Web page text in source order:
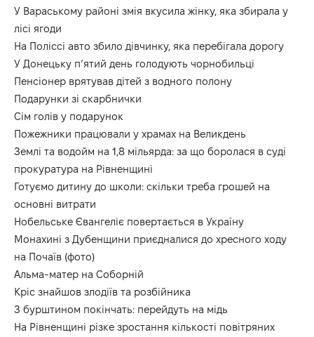
У Вараському районі змія вкусила жінку, яка збирала у
лісі ягоди
На Поліссі авто збило дівчинку, яка перебігала дорогу
У Донецьку п’ятий день голодують чорнобильці
Пенсіонер врятував дітей з водного полону
Подарунки зі скарбнички
Сім голів у подарунок
Пожежники працювали у храмах на Великдень
Землі та водойм на 1,8 мільярда: за що боролася в суді
прокуратура на Рівненщині
Готуємо дитину до школи: скільки треба грошей на
основні витрати
Нобельське Євангеліє повертається в Україну
Монахині з Дубенщини приєдналися до хресного ходу
на Почаїв (фото)
Альма-матер на Соборній
Кріс знайшов злодіїв та розбійника
З бурштином покінчать: перейдуть на мідь
На Рівненщині різке зростання кількості повітряних